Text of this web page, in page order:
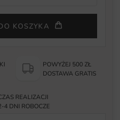
KOSZYKA
POWYŻEJ 500 ZŁ
DOSTAWA GRATIS
REALIZACJI
4 DNI ROBOCZE